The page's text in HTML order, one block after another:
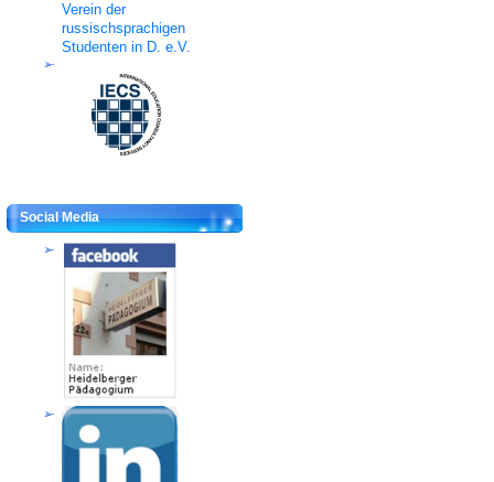
Verein der
russischsprachigen
Studenten in D. e.V.
Social Media